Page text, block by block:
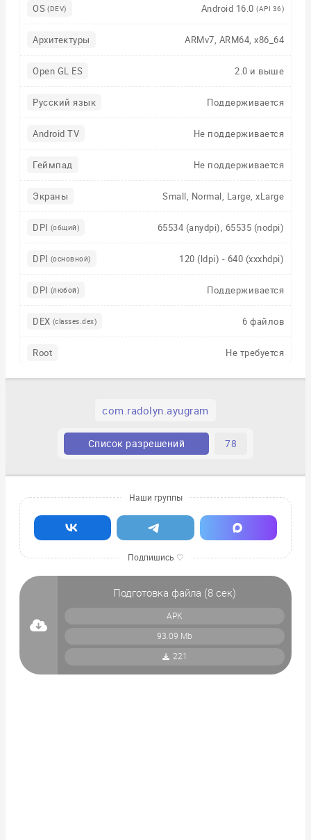
OS (DEV) Android 16.0 (API 36)
Архитектуры ARMv7, ARM64, x86_64
Open GL ES 2.0 и выше
Русский язык Поддерживается
Android TV Не поддерживается
Геймпад Не поддерживается
Экраны Small, Normal, Large, xLarge
DPI (общий) 65534 (anydpi), 65535 (nodpi)
DPI (основной) 120 (ldpi) - 640 (xxxhdpi)
DPI (любой) Поддерживается
DEX (classes.dex) 6 файлов
Root Не требуется
com.radolyn.ayugram
Список разрешений 78
Подготовка файла (8 сек)
APK
93.09 Mb
221